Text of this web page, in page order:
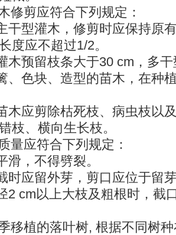
修剪应符合下列规定：
干型灌木，修剪时应保持原
度应不超过1/2。
木预留枝条大于30 cm，多
、色块、造型的苗木，在种
木应剪除枯死枝、病虫枝以
枝、横向生长枝。
量应符合下列规定：
，不得劈裂。
时应留外芽，剪口应位于留
2 cm以上大枝及粗根时，截
移植的落叶树, 根据不同树